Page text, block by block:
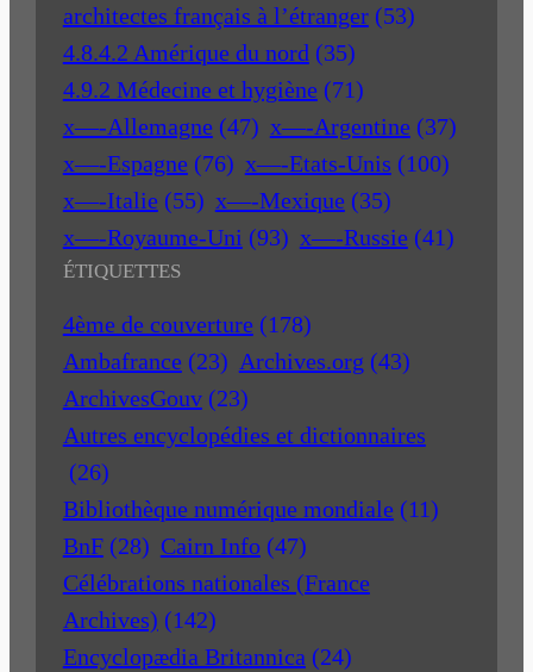
architectes français à l’étranger (53)
4.8.4.2 Amérique du nord (35)
4.9.2 Médecine et hygiène (71)
x—-Allemagne (47) x—-Argentine (37)
x—-Espagne (76) x—-Etats-Unis (100)
x—-Italie (55) x—-Mexique (35)
x—-Royaume-Uni (93) x—-Russie (41)
ÉTIQUETTES
4ème de couverture (178)
Ambafrance (23) Archives.org (43)
ArchivesGouv (23)
Autres encyclopédies et dictionnaires
(26)
Bibliothèque numérique mondiale (11)
BnF (28) Cairn Info (47)
Célébrations nationales (France
Archives) (142)
Encyclopædia Britannica (24)